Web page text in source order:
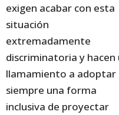
exigen acabar con esta
situación
extremadamente
discriminatoria y hacen
llamamiento a adoptar
siempre una forma
inclusiva de proyectar